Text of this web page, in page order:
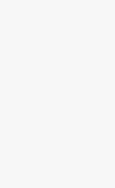
lub przez stronę
tych danych
osoby, której dane dotyczą, lub
(art. 6 ust. 1 lit a RODO),
na podstawie zgody przed jej
osobowych przez
ustawowym lub umownym.